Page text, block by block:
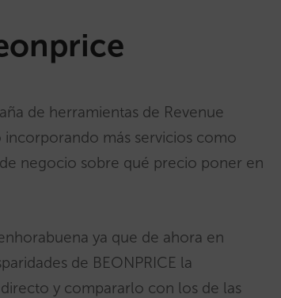
de herramientas de Revenue
más servicios como
negocio sobre qué precio poner en
ya que de ahora en
de BEONPRICE la
y compararlo con los de las